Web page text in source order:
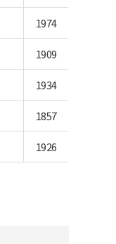
1974
1909
1934
1857
1926